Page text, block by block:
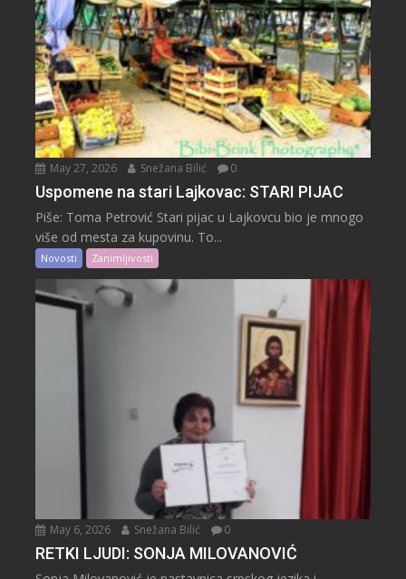
May 27, 2026 Snežana Bilić 0
Uspomene na stari Lajkovac: STARI PIJAC
Piše: Toma Petrović Stari pijac u Lajkovcu bio je mnogo
više od mesta za kupovinu. To...
Novosti Zanimljivosti
May 6, 2026 Snežana Bilić 0
RETKI LJUDI: SONJA MILOVANOVIĆ